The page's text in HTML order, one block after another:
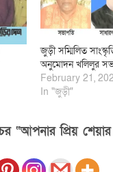
জুড়ী সম্মিলিত
অনুমোদন খলিলুর
February 21,
In "জুড়ী"
“আপনার প্রিয়